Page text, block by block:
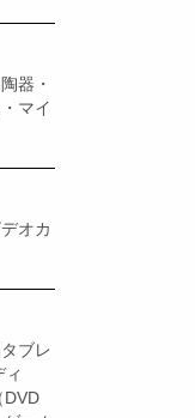
器・
マイ
オカ
ブレ
DVD